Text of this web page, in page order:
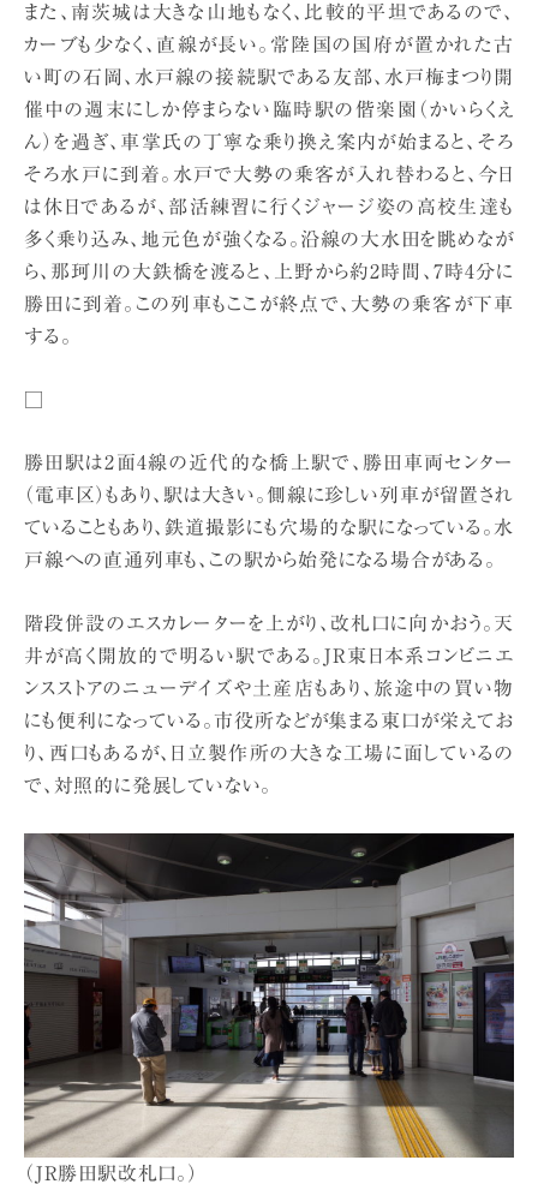
また、南茨城は大きな山地もなく､比較的平坦であるので、
カーブも少なく、直線が長い。常陸国の国府が置かれた古
い町の石岡、水戸線の接続駅である友部、水戸梅まつり開
催中の週末にしか停まらない臨時駅の偕楽園（かいらくえ
ん）を過ぎ、車掌氏の丁寧な乗り換え案内が始まると、そろ
そろ水戸に到着。水戸で大勢の乗客が入れ替わると、今日
は休日であるが、部活練習に行くジャージ姿の高校生達も
多く乗り込み、地元色が強くなる。沿線の大水田を眺めなが
ら、那珂川の大鉄橋を渡ると、上野から約2時間、7時4分に
勝田に到着。この列車もここが終点で、大勢の乗客が下車
する。
勝田駅は2面4線の近代的な橋上駅で、勝田車両センター
（電車区）もあり、駅は大きい。側線に珍しい列車が留置され
ていることもあり、鉄道撮影にも穴場的な駅になっている。水
戸線への直通列車も、この駅から始発になる場合がある。
階段併設のエスカレーターを上がり、改札口に向かおう。天
井が高く開放的で明るい駅である。JR東日本系コンビニエ
ンスストアのニューデイズや土産店もあり、旅途中の買い物
にも便利になっている。市役所などが集まる東口が栄えてお
り、西口もあるが、日立製作所の大きな工場に面しているの
で、対照的に発展していない。
（JR勝田駅改札口。）